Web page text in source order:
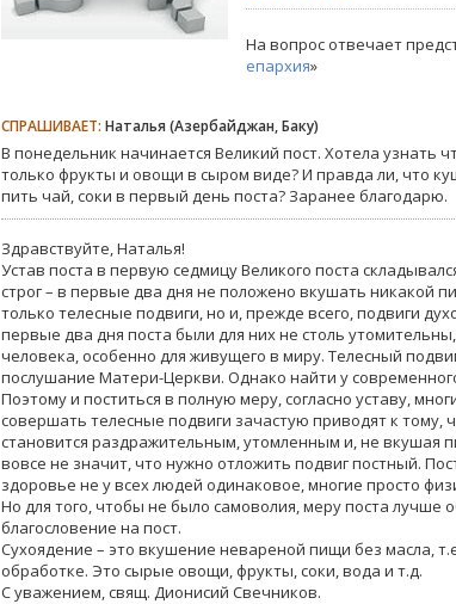
На вопрос отвечает
епархия»
СПРАШИВАЕТ: Наталья (Азербайджан, Баку)
В понедельник начинается Великий пост. Хотела узнать
только фрукты и овощи в сыром виде? И правда ли, что
пить чай, соки в первый день поста? Заранее благодарю.
Здравствуйте, Наталья!
Устав поста в первую седмицу Великого поста
строг – в первые два дня не положено вкушать никакой
только телесные подвиги, но и, прежде всего, подвиги
первые два дня поста были для них не столь
человека, особенно для живущего в миру. Телесный
послушание Матери-Церкви. Однако найти у
Поэтому и поститься в полную меру, согласно уставу,
совершать телесные подвиги зачастую приводят к тому,
становится раздражительным, утомленным и, не вкушая
вовсе не значит, что нужно отложить подвиг постный.
здоровье не у всех людей одинаковое, многие просто
Но для того, чтобы не было самоволия, меру поста лучше
благословение на пост.
Сухоядение – это вкушение невареной пищи без масла,
обработке. Это сырые овощи, фрукты, соки, вода и т.д.
С уважением, свящ. Дионисий Свечников.